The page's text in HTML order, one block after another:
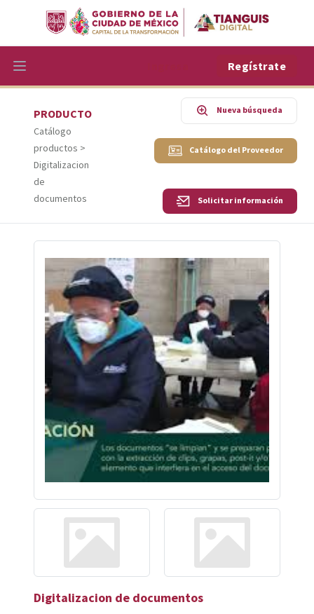
Regístrate
PRODUCTO
Catálogo
productos >
Digitalizacion
de
documentos
Nueva búsqueda
Catálogo del Proveedor
Solicitar información
Digitalizacion de documentos